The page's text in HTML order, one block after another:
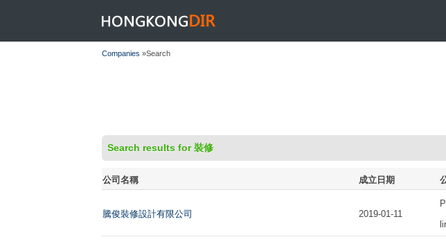
HONGKONGDIR
Companies »Search
Search results for 裝修
公司名稱 成立日期
騰俊裝修設計有限公司 2019-01-11